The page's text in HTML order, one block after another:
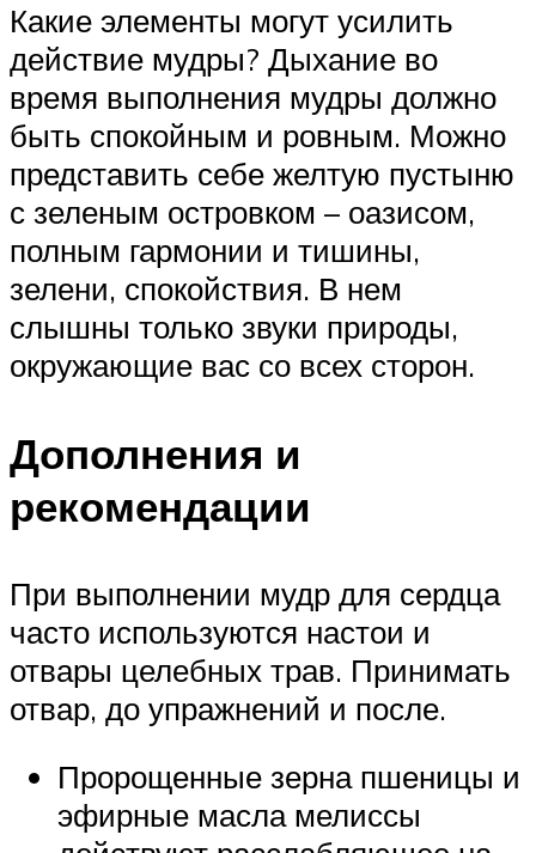
Какие элементы могут усилить
действие мудры? Дыхание во
время выполнения мудры должно
быть спокойным и ровным. Можно
представить себе желтую пустыню
с зеленым островком – оазисом,
полным гармонии и тишины,
зелени, спокойствия. В нем
слышны только звуки природы,
окружающие вас со всех сторон.
Дополнения и
рекомендации
При выполнении мудр для сердца
часто используются настои и
отвары целебных трав. Принимать
отвар, до упражнений и после.
Пророщенные зерна пшеницы и
эфирные масла мелиссы